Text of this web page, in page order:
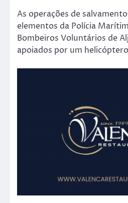
As operações de
elementos da Polícia
Bombeiros Voluntários de
apoiados por um